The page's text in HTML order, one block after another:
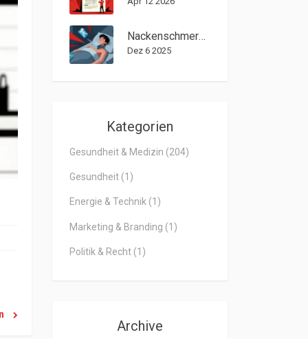
Nackenschmerzen: Ursachen, Diagnose und wirksame Behandlungsoptionen
Dez 6 2025
Kategorien
Gesundheit & Medizin (204)
Gesundheit (1)
Energie & Technik (1)
Marketing & Branding (1)
Politik & Recht (1)
Archive